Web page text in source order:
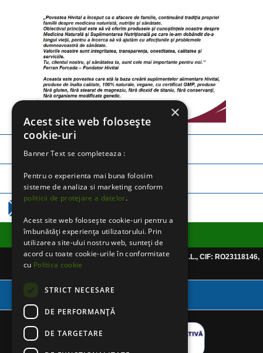
TELEFON:0757 365 250
EMAIL: CLICK AICI
Informatii utile
Website detinut de CHRISPHARMABLUE S.R.L., CIF: RO23118146,
Reg.Com: J40/999/2008
Varianta Desktop
×
Acest site web folosește
cookie-uri
Banner Text se completeaza :
Pentru o experienta mai buna folosim
sisteme de analiza si marketing conform
politicii de protejare a datelor.
Acest site web folosește cookie-uri pentru a
îmbunătăți experiența utilizatorului. Prin
utilizarea site-ului nostru web, sunteți de
acord cu toate cookie-urile în conformitate
cu Politica cookie
STRICT NECESARE
DE PERFORMANȚĂ
DE TARGETARE